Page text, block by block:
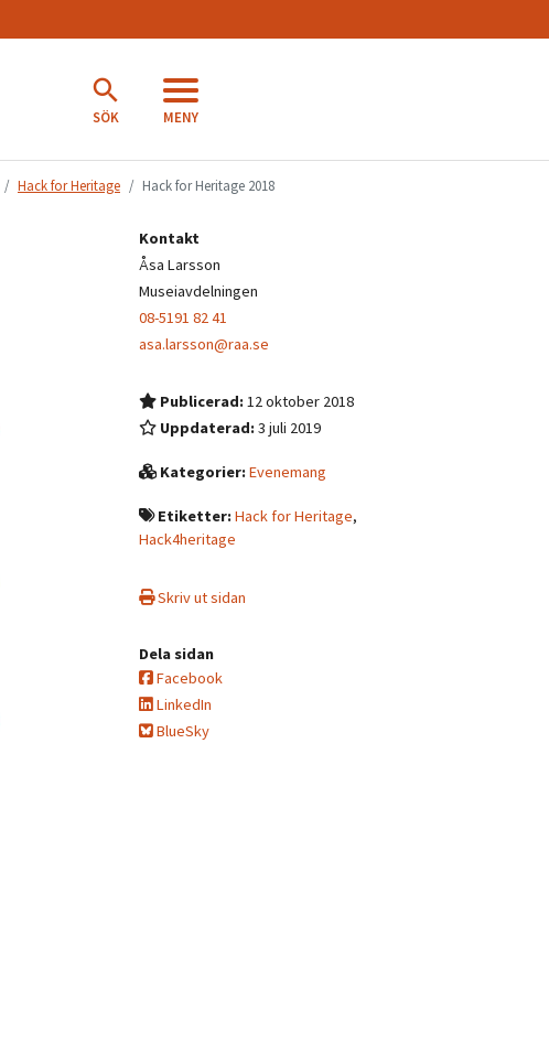
SÖK MENY
Hack for Heritage Hack for Heritage 2018
Kontakt
Åsa Larsson
Museiavdelningen
08-5191 82 41
asa.larsson@raa.se
Publicerad:12 oktober 2018
Uppdaterad:3 juli 2019
Kategorier:Evenemang
Etiketter:Hack for Heritage,
Hack4heritage
Skriv ut sidan
Dela sidan
Facebook
LinkedIn
BlueSky